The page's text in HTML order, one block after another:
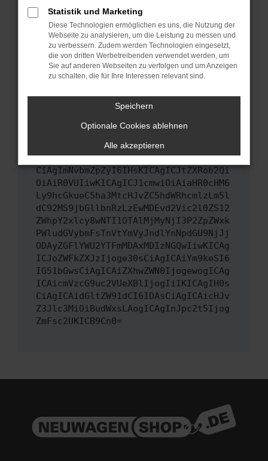
Veraltete Software birgt nicht nur ein
Sicherheitsrisiko, sondern kann auch dazu
führen, dass bestimmte Funktionen nicht mehr
unterstützt werden.
Wende dich an den Webseitenbetreiber.
Wenn du alle oben genannten Schritte versucht
versuchen, das Problem zu beheben. Du kannst
Fehlersuche zu unterstützen:
ewogICJuYW1lIjogIk5ldHdvcmtFcnJvciIs
CiAgImNvbmZpZyI6IHsKICAgICJtZXRob2Qi
OiAiR0VUIiwKICAgICJ1cmwiOiAiaHR0cHM6
Ly9hcGkueC5ha3MtcHJvZC5hdWRhcmlzLm5l
dC92MS9jbGllbnRzLzEwMDEvd2Vic2l0ZS12
ZWhpY2xlcy8wNTI1OTAlMjMyNjI3P2ZpZWxk
PWludGVybmFsTnVtYmVyJndlYnNpdGU9NjJj
ODAyZGFlYWU2YTFmMDAxMDIzNGQwIiwKICAg
ICJoZWFkZXJzIjoge30sCiAgICAiYm9keSI6
IG51bGwsCiAgICAiZXhwZWN0IjogewogICAg
ICAicmVzcG9uc2VUeXBlIjogIiIKICAgIH0s
CiAgICAidGltZW91dCI6IDAsCiAgICAicHJv
Z3Jlc3MiOiBudWxsLAogICAgInJpc2t5Ijog
ZmFsc2UKICB9Cn0=
Statistik und Marketing
Diese Technologien ermöglichen es uns, die Nutzung der
Webseite zu analysieren, um die Leistung zu messen und
zu verbessern. Zudem werden Technologien eingesetzt,
die von dritten Werbetreibenden verwendet werden, um
Sie auf anderen Webseiten zu verfolgen und um Anzeigen
zu schalten, die für Ihre Interessen relevant sind.
Speichern
Optionale Cookies ablehnen
Alle akzeptieren